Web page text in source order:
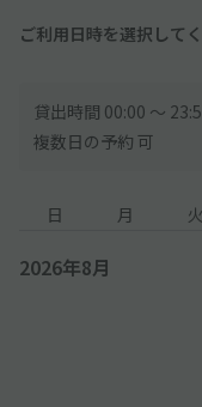
ご利用日時を選択して
貸出時間 00:00 〜
複数日の予約 可
日 月 火
2026年8月